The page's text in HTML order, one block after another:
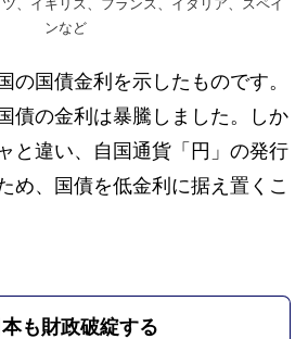
、イギリス、フランス、イタリア、スペイ
ンなど
の国債金利を示したものです。
債の金利は暴騰しました。しか
と違い、自国通貨「円」の発行
め、国債を低金利に据え置くこ
も財政破綻する